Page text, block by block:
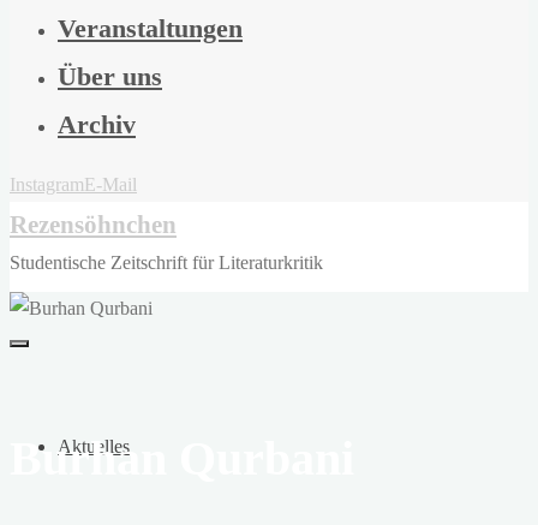
Veranstaltungen
Über uns
Archiv
InstagramE-Mail
Rezensöhnchen
Studentische Zeitschrift für Literaturkritik
Aktuelles
Burhan Qurbani